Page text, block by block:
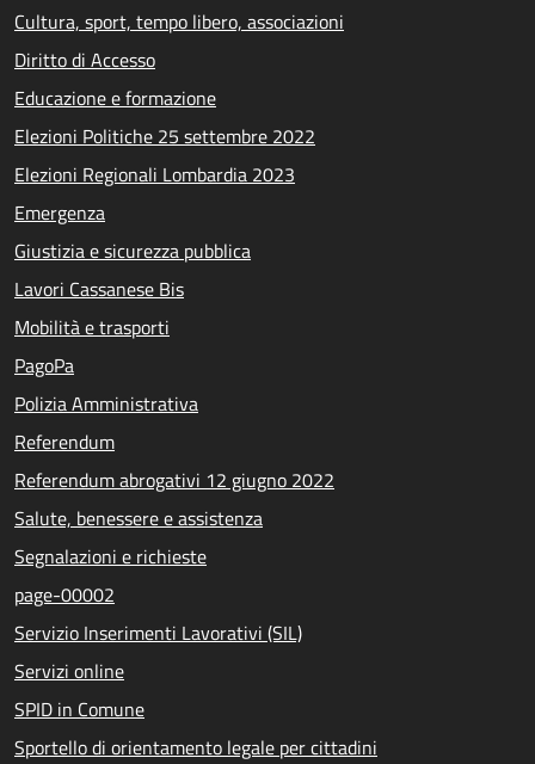
Cultura, sport, tempo libero, associazioni
Diritto di Accesso
Educazione e formazione
Elezioni Politiche 25 settembre 2022
Elezioni Regionali Lombardia 2023
Emergenza
Giustizia e sicurezza pubblica
Lavori Cassanese Bis
Mobilità e trasporti
PagoPa
Polizia Amministrativa
Referendum
Referendum abrogativi 12 giugno 2022
Salute, benessere e assistenza
Segnalazioni e richieste
page-00002
Servizio Inserimenti Lavorativi (SIL)
Servizi online
SPID in Comune
Sportello di orientamento legale per cittadini